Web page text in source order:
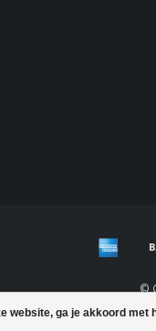
website, ga je akkoord
©